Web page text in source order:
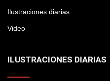
Ilustraciones diarias
Video
ILUSTRACIONES DIARIAS